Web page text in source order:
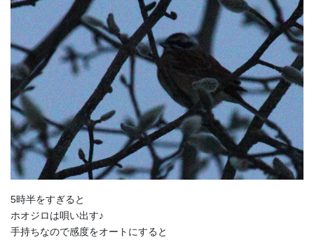
5時半をすぎると
ホオジロは唄い出す♪
手持ちなので感度をオートにすると